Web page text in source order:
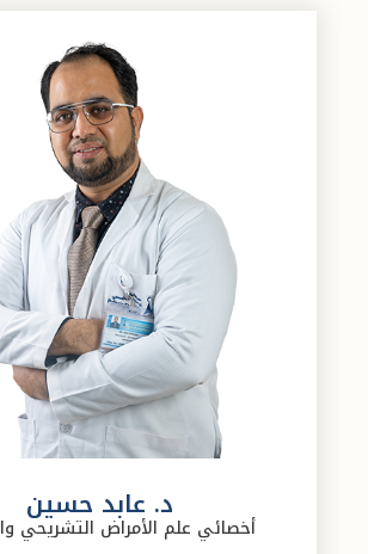
د. عابد حسين
أخصائي علم الأمراض التشريحي